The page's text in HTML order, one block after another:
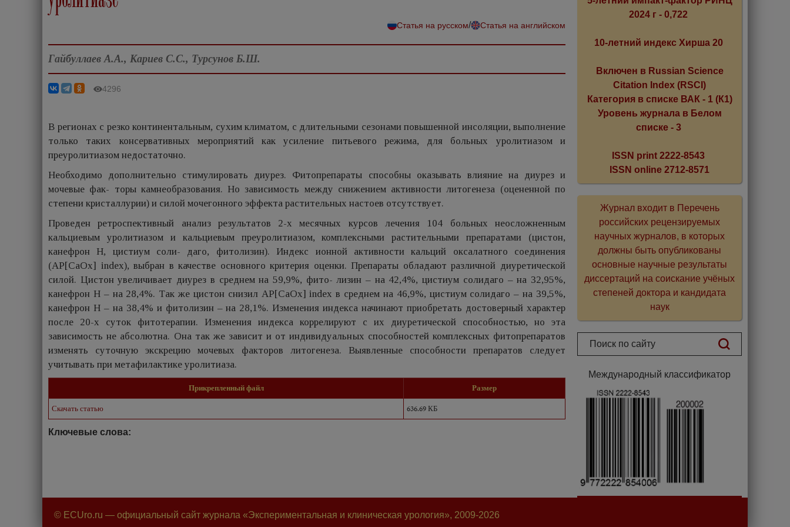
Статья на русском/ Статья на английском
Гайбуллаев А.А., Кариев С.С., Турсунов Б.Ш.
4296
В регионах с резко континентальным, сухим климатом, с длительными сезонами повышенной инсоляции, выполнение
только таких консервативных мероприятий как усиление питьевого режима, для больных уролитиазом и
преуролитиазом недостаточно.
Необходимо дополнительно стимулировать диурез. Фитопрепараты способны оказывать влияние на диурез и
мочевые фак- торы камнеобразования. Но зависимость между снижением активности литогенеза (оцененной по
степени кристаллурии) и силой мочегонного эффекта растительных настоев отсутствует.
Проведен ретроспективный анализ результатов 2-х месячных курсов лечения 104 больных неосложненным
кальциевым уролитиазом и кальциевым преуролитиазом, комплексными растительными препаратами (цистон,
канефрон Н, цистиум соли- даго, фитолизин). Индекс ионной активности кальций оксалатного соединения
(AP[CaOx] index), выбран в качестве основного критерия оценки. Препараты обладают различной диуретической
силой. Цистон увеличивает диурез в среднем на 59,9%, фито- лизин – на 42,4%, цистиум солидаго – на 32,95%,
канефрон Н – на 28,4%. Так же цистон снизил AP[CaOx] index в среднем на 46,9%, цистиум солидаго – на 39,5%,
канефрон Н – на 38,4% и фитолизин – на 28,1%. Изменения индекса начинают приобретать достоверный характер
после 20-х суток фитотерапии. Изменения индекса коррелируют с их диуретической способностью, но эта
зависимость не абсолютна. Она так же зависит и от индивидуальных способностей комплексных фитопрепаратов
изменять суточную экскрецию мочевых факторов литогенеза. Выявленные способности препаратов следует
учитывать при метафилактике уролитиаза.
Прикрепленный файл
Размер
Скачать статью
636.69 КБ
Ключевые слова:
2024 г - 0,722
10-летний индекс Хирша 20
Включен в Russian Science
Citation Index (RSCI)
Категория в списке ВАК - 1 (К1)
Уровень журнала в Белом
списке - 3
ISSN print 2222-8543
ISSN online 2712-8571
Журнал входит в Перечень
российских рецензируемых
научных журналов, в которых
должны быть опубликованы
основные научные результаты
диссертаций на соискание учёных
степеней доктора и кандидата
наук
Международный классификатор
© ECUro.ru — официальный сайт журнала «Экспериментальная и клиническая урология», 2009-2026